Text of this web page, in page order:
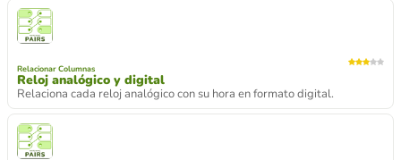
Relacionar Columnas
Reloj analógico y digital
Relaciona cada reloj analógico con su hora en formato digital.